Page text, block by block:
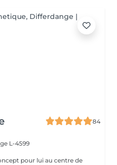
84
L-4599
pour lui au centre de